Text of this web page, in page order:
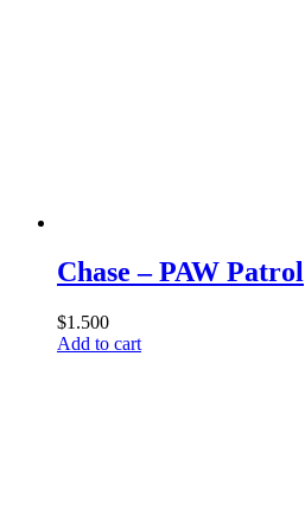
Chase – PAW Patrol
$1.500
Add to cart